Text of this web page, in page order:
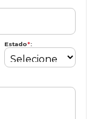
Estado*: